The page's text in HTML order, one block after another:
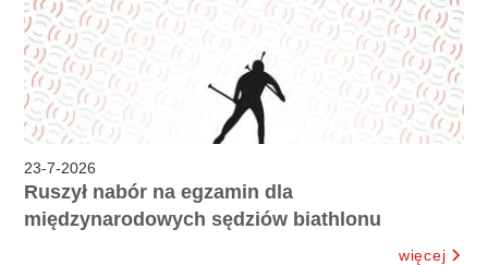
23-7-2026
Ruszył nabór na egzamin dla
międzynarodowych sędziów biathlonu
więcej